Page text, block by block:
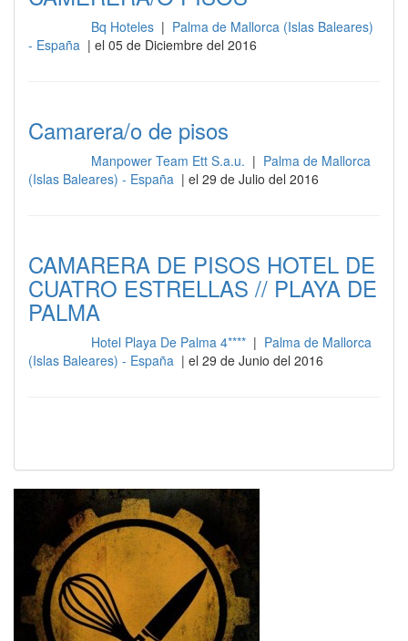
Bq Hoteles | Palma de Mallorca (Islas Baleares)
- España | el 05 de Diciembre del 2016
Camarera/o de pisos
Manpower Team Ett S.a.u. | Palma de Mallorca
(Islas Baleares) - España | el 29 de Julio del 2016
CAMARERA DE PISOS HOTEL DE
CUATRO ESTRELLAS // PLAYA DE
PALMA
Hotel Playa De Palma 4**** | Palma de Mallorca
(Islas Baleares) - España | el 29 de Junio del 2016